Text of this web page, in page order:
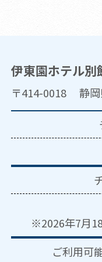
伊東園ホテル別
〒414-0018 静岡
※2026年7月
ご利用可